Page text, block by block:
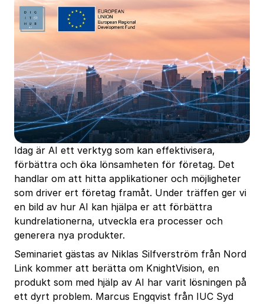
Idag är AI ett verktyg som kan effektivisera,
förbättra och öka lönsamheten för företag. Det
handlar om att hitta applikationer och möjligheter
som driver ert företag framåt. Under träffen ger vi
en bild av hur AI kan hjälpa er att förbättra
kundrelationerna, utveckla era processer och
generera nya produkter.
Seminariet gästas av Niklas Silfverström från Nord
Link kommer att berätta om KnightVision, en
produkt som med hjälp av AI har varit lösningen på
ett dyrt problem. Marcus Engqvist från IUC Syd